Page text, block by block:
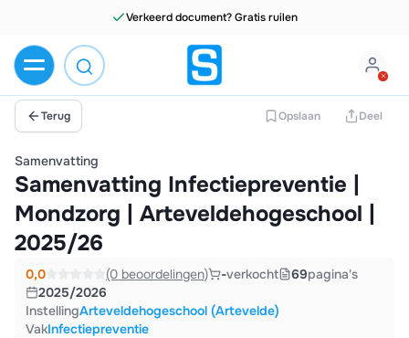
Terug Opslaan Deel
Samenvatting
Samenvatting Infectiepreventie |
Mondzorg | Arteveldehogeschool |
2025/26
0,0 (0 beoordelingen) -verkocht 69pagina's
2025/2026
InstellingArteveldehogeschool (Artevelde)
VakInfectiepreventie